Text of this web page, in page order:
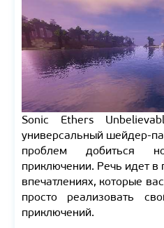
Sonic Ethers
универсальный шейдер-
проблем добиться
приключении. Речь идет
впечатлениях, которые
просто реализовать
приключений.